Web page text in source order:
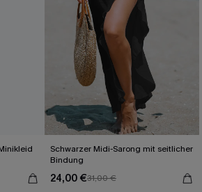
Schwarzer Midi-Sarong mit seitlicher
Bindung
24,00 €31,00 €